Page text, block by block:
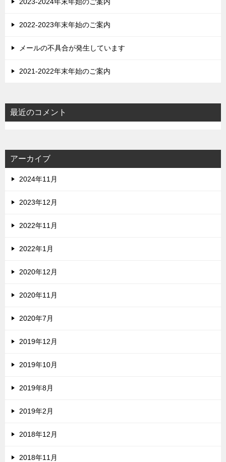
2022-2023年末年始のご案内
メールの不具合が発生しています
2021-2022年末年始のご案内
最近のコメント
アーカイブ
2024年11月
2023年12月
2022年11月
2022年1月
2020年12月
2020年11月
2020年7月
2019年12月
2019年10月
2019年8月
2019年2月
2018年12月
2018年11月